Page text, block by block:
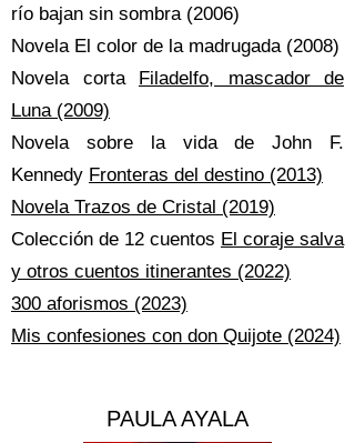
río bajan sin sombra (2006)
Novela El color de la madrugada (2008)
Novela corta Filadelfo, mascador de
Luna (2009)
Novela sobre la vida de John F.
Kennedy Fronteras del destino (2013)
Novela Trazos de Cristal (2019)
Colección de 12 cuentos El coraje salva
y otros cuentos itinerantes (2022)
300 aforismos (2023)​​​
Mis confesiones con don Quijote (2024)
PAULA AYALA